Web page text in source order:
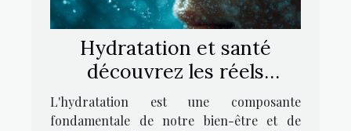
Hydratation et santé
découvrez les réels
besoins en eau de votre
corps
L'hydratation est une composante
fondamentale de notre bien-être et de